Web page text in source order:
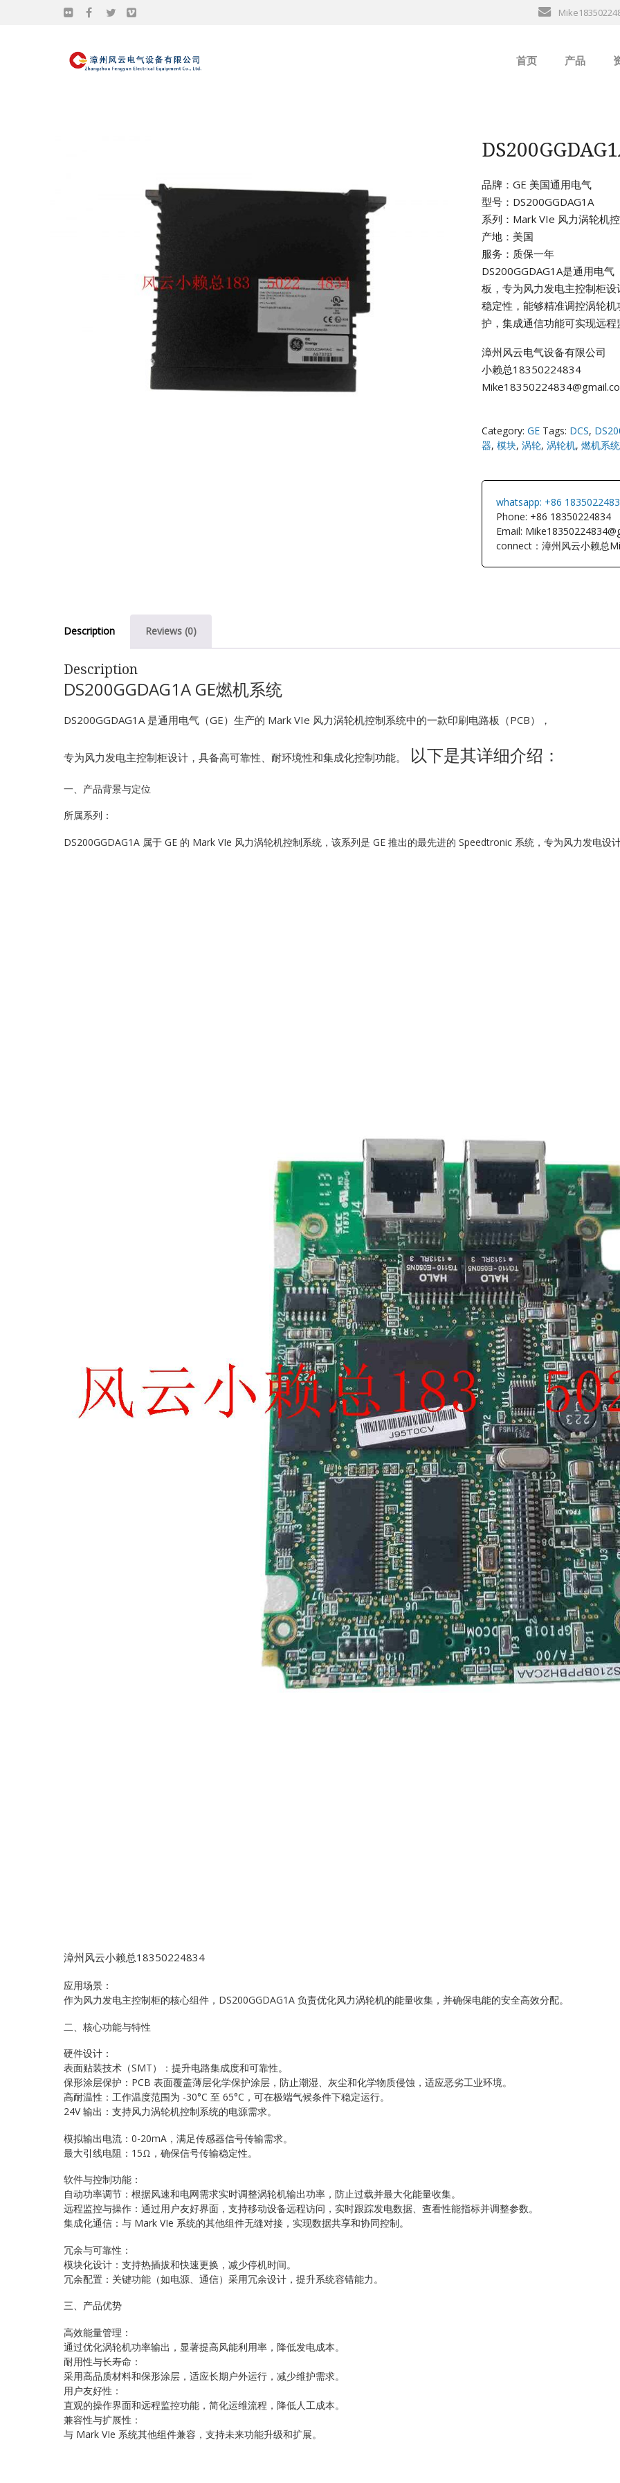
首页 产品
EMERSON
AMAT
Bently
EATON
Enterasys
EPRO
FOXBORO
HIMA
Kawasaki
REXROTH
品牌：GE 美国通用电气
型号：DS200GGDAG1A
系列：Mark VIe 风力涡轮机
产地：美国
服务：质保一年
DS200GGDAG1A是通用电
板，专为风力发电主控制柜
稳定性，能够精准调控涡轮
护，集成通信功能可实现远程
漳州风云电气设备有限公司
小赖总18350224834
Category: GE Tags: DCS,
器, 模块, 涡轮, 涡轮机, 燃机系统
whatsapp: +86
Phone: +86 18350224834
Email:
connect：漳州风云小赖总
Description Reviews (0)
Description
DS200GGDAG1A GE燃机系统
DS200GGDAG1A 是通用电气（GE）生产的 Mark VIe 风力涡轮机控制系统中的一款印刷电路板（PCB），
专为风力发电主控制柜设计，具备高可靠性、耐环境性和集成化控制功能。 以下是其详细介绍：
一、产品背景与定位
所属系列：
DS200GGDAG1A 属于 GE 的 Mark VIe 风力涡轮机控制系统，该系列是 GE 推出的最先进的 Speedtronic 系统，专为风力发电设
漳州风云小赖总18350224834
应用场景：
作为风力发电主控制柜的核心组件，DS200GGDAG1A 负责优化风力涡轮机的能量收集，并确保电能的安全高效分配。
二、核心功能与特性
硬件设计：
表面贴装技术（SMT）：提升电路集成度和可靠性。
保形涂层保护：PCB 表面覆盖薄层化学保护涂层，防止潮湿、灰尘和化学物质侵蚀，适应恶劣工业环境。
高耐温性：工作温度范围为 -30°C 至 65°C，可在极端气候条件下稳定运行。
24V 输出：支持风力涡轮机控制系统的电源需求。
模拟输出电流：0-20mA，满足传感器信号传输需求。
最大引线电阻：15Ω，确保信号传输稳定性。
软件与控制功能：
自动功率调节：根据风速和电网需求实时调整涡轮机输出功率，防止过载并最大化能量收集。
远程监控与操作：通过用户友好界面，支持移动设备远程访问，实时跟踪发电数据、查看性能指标并调整参数。
集成化通信：与 Mark VIe 系统的其他组件无缝对接，实现数据共享和协同控制。
冗余与可靠性：
模块化设计：支持热插拔和快速更换，减少停机时间。
冗余配置：关键功能（如电源、通信）采用冗余设计，提升系统容错能力。
三、产品优势
高效能量管理：
通过优化涡轮机功率输出，显著提高风能利用率，降低发电成本。
耐用性与长寿命：
采用高品质材料和保形涂层，适应长期户外运行，减少维护需求。
用户友好性：
直观的操作界面和远程监控功能，简化运维流程，降低人工成本。
兼容性与扩展性：
与 Mark VIe 系统其他组件兼容，支持未来功能升级和扩展。